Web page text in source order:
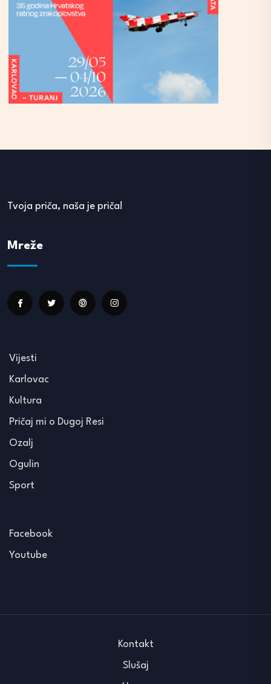
Tvoja priča, naša je priča!
Mreže
Vijesti
Karlovac
Kultura
Pričaj mi o Dugoj Resi
Ozalj
Ogulin
Sport
Facebook
Youtube
Kontakt
Slušaj